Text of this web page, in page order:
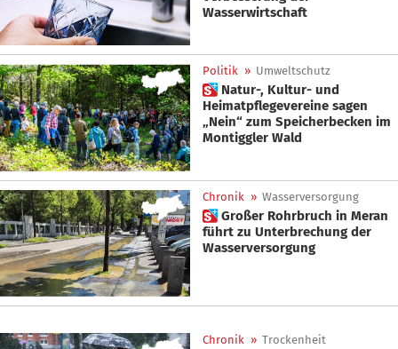
Wasserwirtschaft
Politik » Umweltschutz
 Natur-, Kultur- und
Heimatpflegevereine sagen
„Nein“ zum Speicherbecken im
Montiggler Wald
Chronik » Wasserversorgung
 Großer Rohrbruch in Meran
führt zu Unterbrechung der
Wasserversorgung
Chronik » Trockenheit